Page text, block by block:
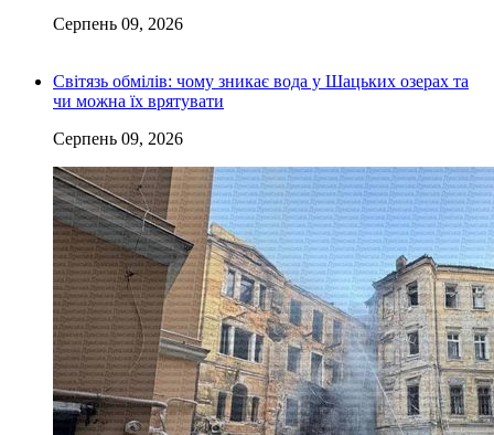
Серпень 09, 2026
Світязь обмілів: чому зникає вода у Шацьких озерах та
чи можна їх врятувати
Серпень 09, 2026